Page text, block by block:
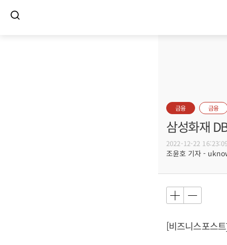
금융 금융
삼성화재
2022-12-22
조윤호 기자 -
[비즈니스포스